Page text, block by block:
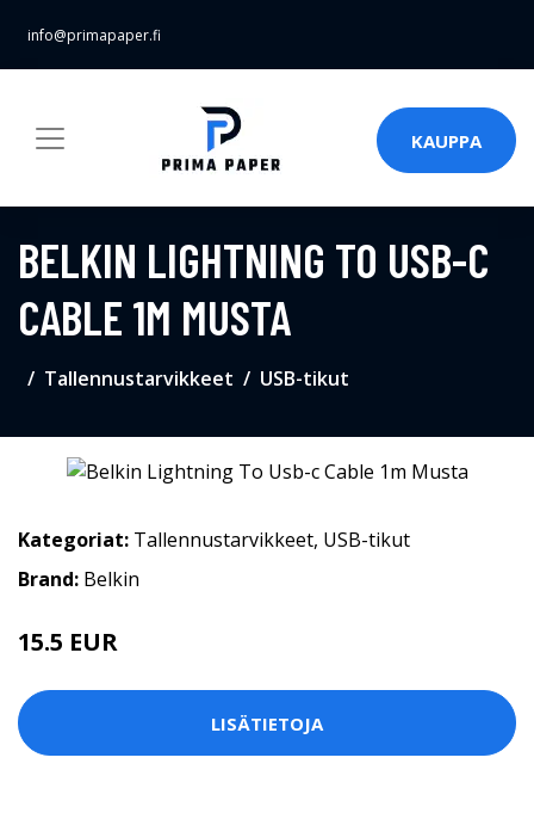
info@primapaper.fi
KAUPPA
BELKIN LIGHTNING TO USB-C
CABLE 1M MUSTA
Tallennustarvikkeet USB-tikut
Kategoriat: Tallennustarvikkeet, USB-tikut
Brand: Belkin
15.5 EUR
LISÄTIETOJA